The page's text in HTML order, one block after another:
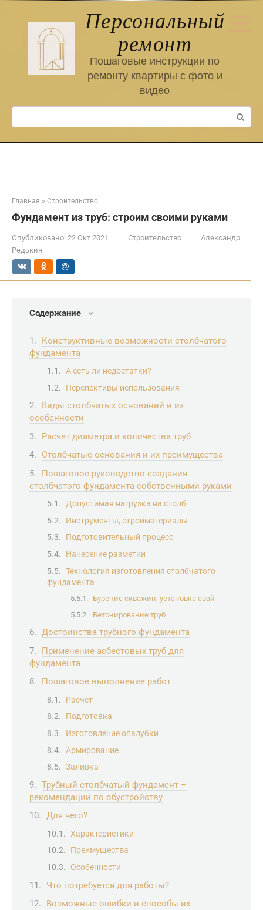
Персональный
ремонт
Пошаговые инструкции по
ремонту квартиры с фото и
видео
Поиск:
Главная » Строительство
Фундамент из труб: строим своими руками
Опубликовано: 22 Окт 2021 Строительство
Александр
Редькин
Содержание
Конструктивные возможности столбчатого
фундамента
А есть ли недостатки?
Перспективы использования
Виды столбчатых оснований и их
особенности
Расчет диаметра и количества труб
Столбчатые основания и их преимущества
Пошаговое руководство создания
столбчатого фундамента собственными руками
Допустимая нагрузка на столб
Инструменты, стройматериалы
Подготовительный процесс
Нанесение разметки
Технология изготовления столбчатого
фундамента
Бурение скважин, установка свай
Бетонирование труб
Достоинства трубного фундамента
Применение асбестовых труб для
фундамента
Пошаговое выполнение работ
Расчет
Подготовка
Изготовление опалубки
Армирование
Заливка
Трубный столбчатый фундамент –
рекомендации по обустройству
Для чего?
Характеристики
Преимущества
Особенности
Что потребуется для работы?
Возможные ошибки и способы их